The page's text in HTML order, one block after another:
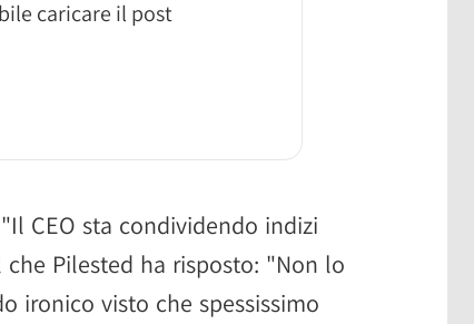
caricare il post
CEO sta condividendo indizi
che Pilested ha risposto: "Non lo
ironico visto che spessissimo